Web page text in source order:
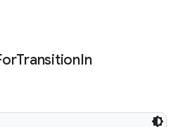
TransitionIn